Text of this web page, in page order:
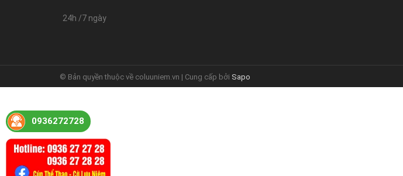
24h /7 ngày
© Bản quyền thuộc về coluuniem.vn | Cung cấp bởi Sapo
0936272728